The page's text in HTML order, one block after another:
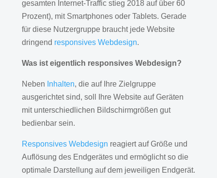
gesamten Internet-Traffic stieg 2018 auf über 60
Prozent), mit Smartphones oder Tablets. Gerade
für diese Nutzergruppe braucht jede Website
dringend responsives Webdesign.
Was ist eigentlich responsives Webdesign?
Neben Inhalten, die auf Ihre Zielgruppe
ausgerichtet sind, soll Ihre Website auf Geräten
mit unterschiedlichen Bildschirmgrößen gut
bedienbar sein.
Responsives Webdesign reagiert auf Größe und
Auflösung des Endgerätes und ermöglicht so die
optimale Darstellung auf dem jeweiligen Endgerät.